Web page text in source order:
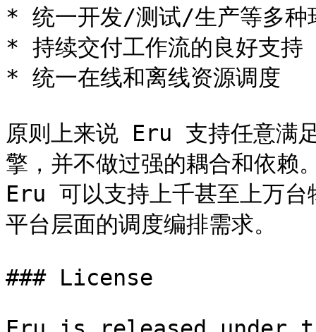
* 统一开发/测试/生产等多种
* 持续交付工作流的良好支持
* 统一在线和离线资源调度
原则上来说 Eru 支持任意满
擎，并不做过强的耦合和依赖
Eru 可以支持上千甚至上万台
平台层面的调度编排需求。
### License